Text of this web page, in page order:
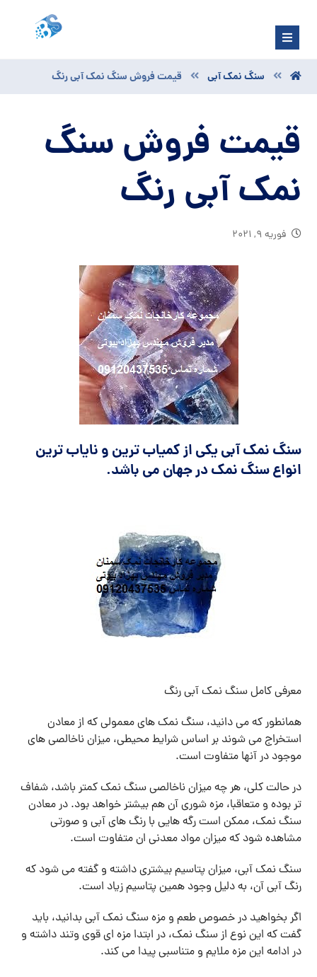
سنگ نمک آبی قیمت فروش سنگ نمک آبی رنگ
قیمت فروش سنگ
نمک آبی رنگ
فوریه ۹, ۲۰۲۱
سنگ نمک آبی یکی از کمیاب ترین و نایاب ترین
انواع سنگ نمک در جهان می باشد.
معرفی کامل سنگ نمک آبی رنگ
همانطور که می دانید، سنگ نمک های معمولی که از معادن
استخراج می شوند بر اساس شرایط محیطی، میزان ناخالصی های
موجود در آنها متفاوت است.
در حالت کلی، هر چه میزان ناخالصی سنگ نمک کمتر باشد، شفاف
تر بوده و متعاقبا، مزه شوری آن هم بیشتر خواهد بود. در معادن
سنگ نمک، ممکن است رگه هایی با رنگ های آبی و صورتی
مشاهده شود که میزان مواد معدنی ان متفاوت است.
سنگ نمک آبی، میزان پتاسیم بیشتری داشته و گفته می شود که
رنگ آبی آن، به دلیل وجود همین پتاسیم زیاد است.
اگر بخواهید در خصوص طعم و مزه سنگ نمک آبی بدانید، باید
گفت که این نوع از سنگ نمک، در ابتدا مزه ای قوی وتند داشته و
در ادامه این مزه ملایم و متناسبی پیدا می کند.